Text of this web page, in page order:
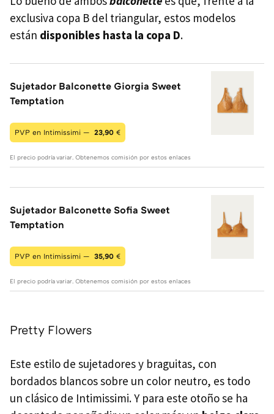
exclusiva copa B del triangular, estos modelos
están disponibles hasta la copa D.
Sujetador Balconette Giorgia Sweet
Temptation
PVP en Intimissimi — 23,90 €
El precio podría variar. Obtenemos comisión por estos enlaces
Sujetador Balconette Sofia Sweet
Temptation
PVP en Intimissimi — 35,90 €
El precio podría variar. Obtenemos comisión por estos enlaces
Pretty Flowers
Este estilo de sujetadores y braguitas, con
bordados blancos sobre un color neutro, es todo
un clásico de Intimissimi. Y para este otoño se ha